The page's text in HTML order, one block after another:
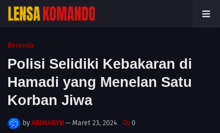
Beranda
Polisi Selidiki Kebakaran di
Hamadi yang Menelan Satu
Korban Jiwa
byABIMANYU— Maret 23, 2024 0